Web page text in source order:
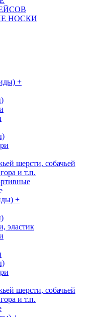
НОСКИ
+
шерсти, собачьей
и т.п.
+
эластик
шерсти, собачьей
и т.п.